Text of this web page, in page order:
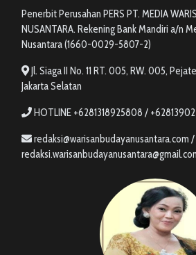
Penerbit Perusahan PERS PT. MEDIA
NUSANTARA. Rekening Bank Mandiri a/n
Nusantara (1660-0029-5807-2)
Jl. Siaga II No. 11 RT. 005, RW. 005,
Jakarta Selatan
HOTLINE +6281318925808 /
redaksi@warisanbudayanusantara.com /